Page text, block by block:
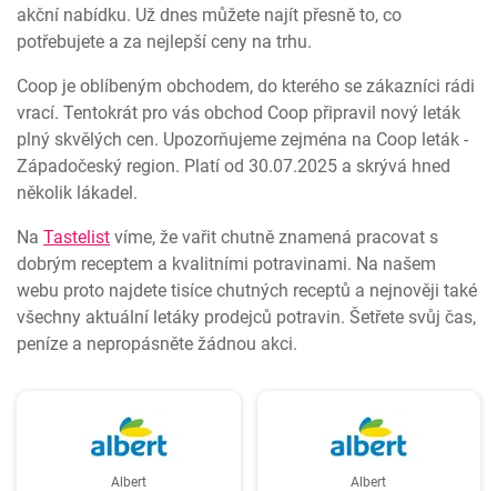
akční nabídku. Už dnes můžete najít přesně to, co
potřebujete a za nejlepší ceny na trhu.
Coop je oblíbeným obchodem, do kterého se zákazníci rádi
vrací. Tentokrát pro vás obchod Coop připravil nový leták
plný skvělých cen. Upozorňujeme zejména na Coop leták -
Západočeský region. Platí od 30.07.2025 a skrývá hned
několik lákadel.
Na Tastelist víme, že vařit chutně znamená pracovat s
dobrým receptem a kvalitními potravinami. Na našem
webu proto najdete tisíce chutných receptů a nejnověji také
všechny aktuální letáky prodejců potravin. Šetřete svůj čas,
peníze a nepropásněte žádnou akci.
Albert Albert